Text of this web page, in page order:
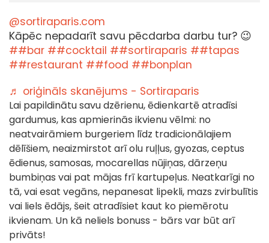
@sortiraparis.com
Kāpēc nepadarīt savu pēcdarba darbu tur? 😉
##bar ##cocktail ##sortiraparis ##tapas
##restaurant ##food ##bonplan
♬ oriģināls skanējums - Sortiraparis
Lai papildinātu savu dzērienu, ēdienkartē atradīsi
gardumus, kas apmierinās ikvienu vēlmi: no
neatvairāmiem burgeriem līdz tradicionālajiem
dēlīšiem, neaizmirstot arī olu ruļļus, gyozas, ceptus
ēdienus, samosas, mocarellas nūjiņas, dārzeņu
bumbiņas vai pat mājas frī kartupeļus. Neatkarīgi no
tā, vai esat vegāns, nepanesat lipekli, mazs zvirbulītis
vai liels ēdājs, šeit atradīsiet kaut ko piemērotu
ikvienam. Un kā neliels bonuss - bārs var būt arī
privāts!